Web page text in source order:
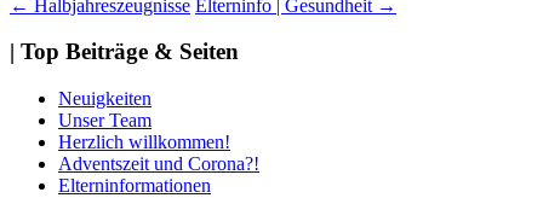
Beitragsnavigation
← Halbjahreszeugnisse Elterninfo | Gesundheit →
| Top Beiträge & Seiten
Neuigkeiten
Unser Team
Herzlich willkommen!
Adventszeit und Corona?!
Elterninformationen